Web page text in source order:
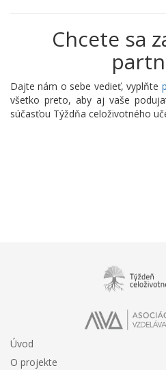
Chcete sa
Dajte nám o sebe vedieť, vyplňte
všetko preto, aby aj vaše
súčasťou Týždňa celoživotného
Úvod
O projekte